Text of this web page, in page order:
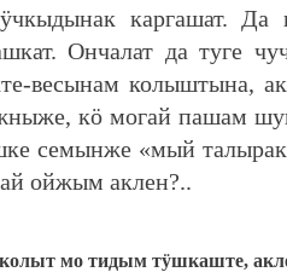
каргашат.
Ончалат да туге
весынам колыштына,
кӧ могай пашам
семынже «мый
ойжым аклен?..
мо тидым тӱшкаште,